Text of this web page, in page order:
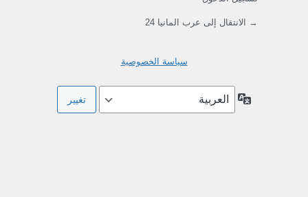
→ الانتقال إلى عرب المانيا 24
سياسة الخصوصية
اللغة